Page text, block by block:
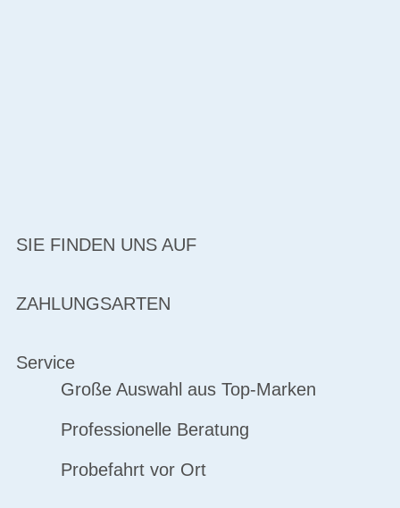
SIE FINDEN UNS AUF
ZAHLUNGSARTEN
Service
Große Auswahl aus Top-Marken
Professionelle Beratung
Probefahrt vor Ort